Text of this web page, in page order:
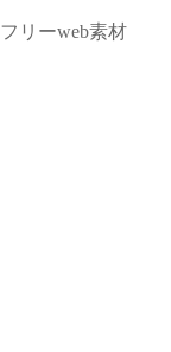
フリーweb素材